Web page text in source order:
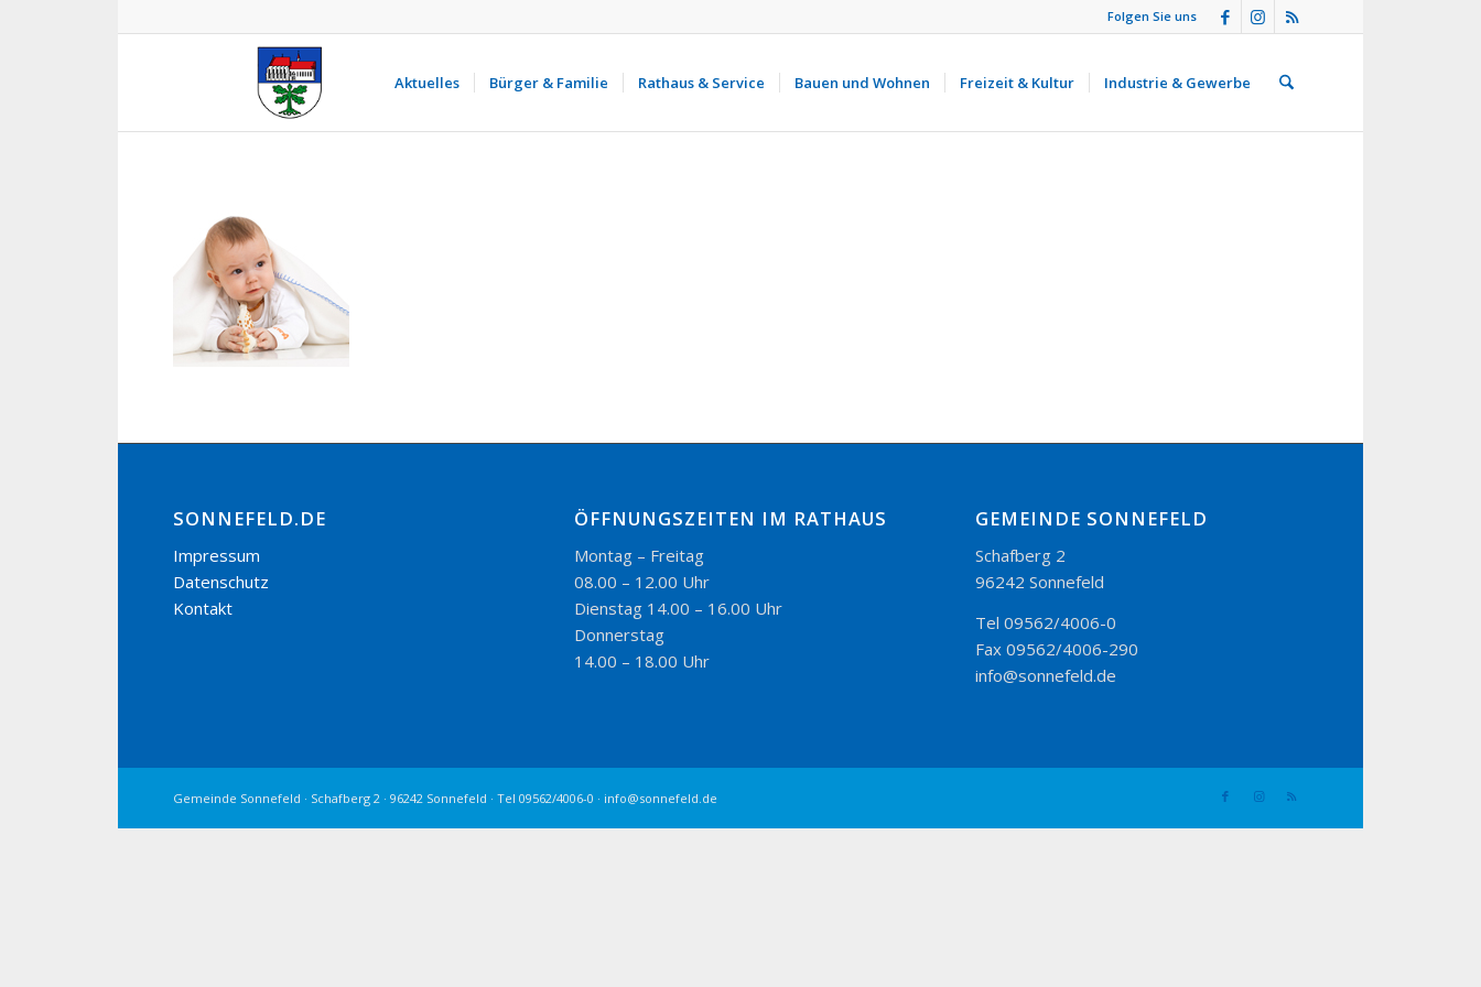
Folgen Sie uns
Aktuelles Bürger & Familie Rathaus & Service Bauen und Wohnen Freizeit & Kultur Industrie & Gewerbe
SONNEFELD.DE
Impressum
Datenschutz
Kontakt
ÖFFNUNGSZEITEN IM RATHAUS
Montag – Freitag
08.00 – 12.00 Uhr
Dienstag 14.00 – 16.00 Uhr
Donnerstag
14.00 – 18.00 Uhr
GEMEINDE SONNEFELD
Schafberg 2
96242 Sonnefeld
Tel 09562/4006-0
Fax 09562/4006-290
info@sonnefeld.de
Gemeinde Sonnefeld · Schafberg 2 · 96242 Sonnefeld · Tel 09562/4006-0 · info@sonnefeld.de